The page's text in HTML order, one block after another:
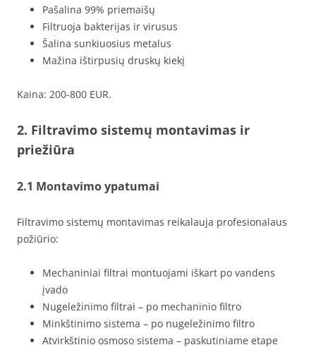
Pašalina 99% priemaišų
Filtruoja bakterijas ir virusus
Šalina sunkiuosius metalus
Mažina ištirpusių druskų kiekį
Kaina: 200-800 EUR.
2. Filtravimo sistemų montavimas ir
priežiūra
2.1 Montavimo ypatumai
Filtravimo sistemų montavimas reikalauja profesionalaus
požiūrio:
Mechaniniai filtrai montuojami iškart po vandens
įvado
Nugeležinimo filtrai – po mechaninio filtro
Minkštinimo sistema – po nugeležinimo filtro
Atvirkštinio osmoso sistema – paskutiniame etape